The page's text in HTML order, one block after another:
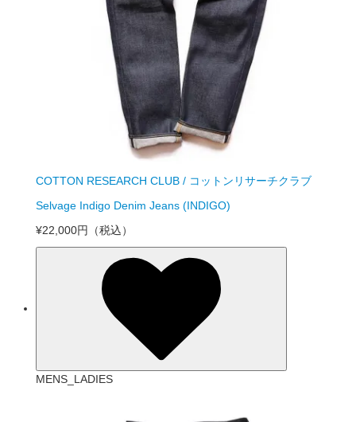
COTTON RESEARCH CLUB / コットンリサーチクラブ
Selvage Indigo Denim Jeans (INDIGO)
¥22,000円
（税込）
MENS_LADIES